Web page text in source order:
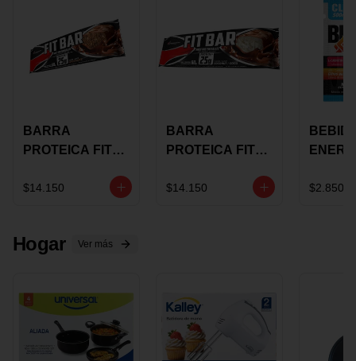
BARRA
PROTEICA FIT
CHOCOLATE X
$14.150
BARRA
PROTEICA FIT
GRS
$14.150
STACK 6G
$2.850
Hogar Ver más